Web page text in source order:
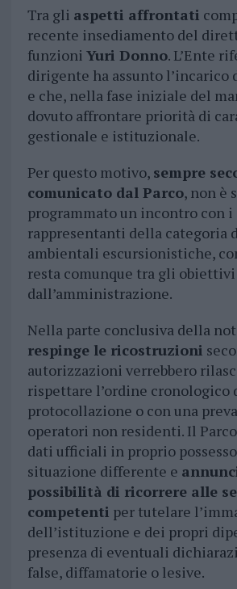
Tra gli aspetti affrontati
recente insediamento del
funzioni Yuri Donno. L’Ente
dirigente ha assunto l’incarico
e che, nella fase iniziale del
dovuto affrontare priorità di
gestionale e istituzionale.
Per questo motivo, sempre
comunicato dal Parco, non è
programmato un incontro con i
rappresentanti della categoria
ambientali escursionistiche,
resta comunque tra gli
dall’amministrazione.
Nella parte conclusiva della
respinge le ricostruzioni
autorizzazioni verrebbero
rispettare l’ordine cronologico
protocollazione o con una
operatori non residenti. Il
dati ufficiali in proprio
situazione differente e
possibilità di ricorrere alle
competenti per tutelare
dell’istituzione e dei propri
presenza di eventuali
false, diffamatorie o lesive.